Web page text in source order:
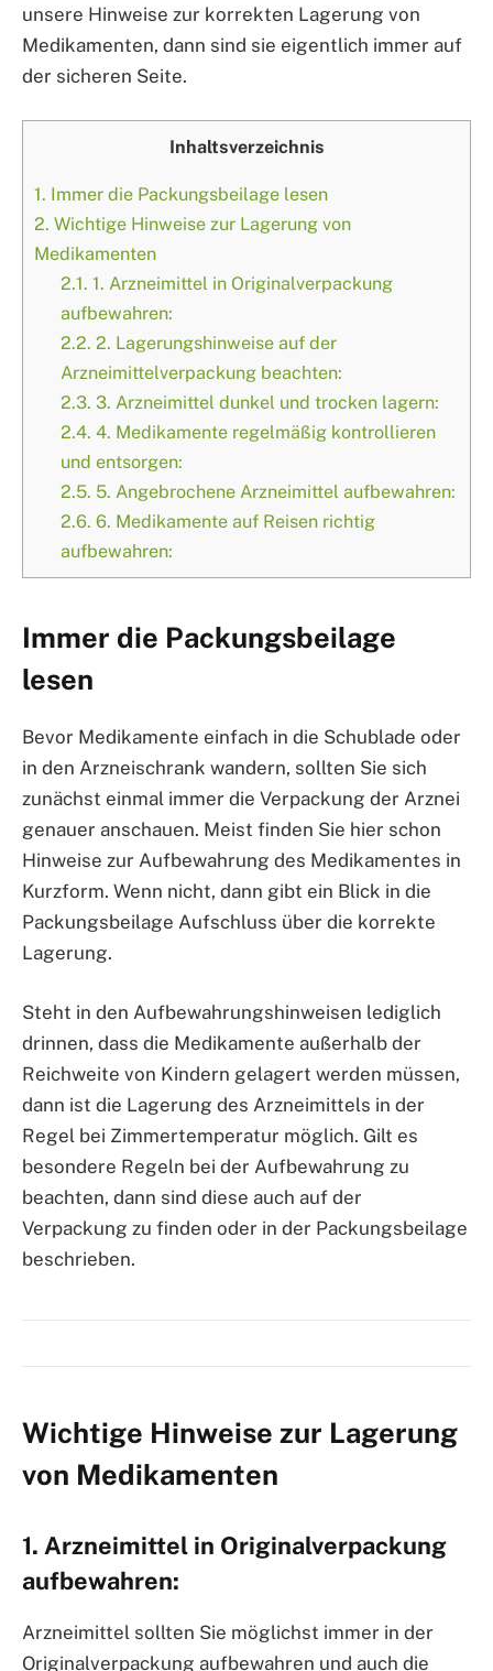
unsere Hinweise zur korrekten Lagerung von
Medikamenten, dann sind sie eigentlich immer auf
der sicheren Seite.
Inhaltsverzeichnis
1. Immer die Packungsbeilage lesen
2. Wichtige Hinweise zur Lagerung von
Medikamenten
2.1. 1. Arzneimittel in Originalverpackung
aufbewahren:
2.2. 2. Lagerungshinweise auf der
Arzneimittelverpackung beachten:
2.3. 3. Arzneimittel dunkel und trocken lagern:
2.4. 4. Medikamente regelmäßig kontrollieren
und entsorgen:
2.5. 5. Angebrochene Arzneimittel aufbewahren:
2.6. 6. Medikamente auf Reisen richtig
aufbewahren:
Immer die Packungsbeilage
lesen
Bevor Medikamente einfach in die Schublade oder
in den Arzneischrank wandern, sollten Sie sich
zunächst einmal immer die Verpackung der Arznei
genauer anschauen. Meist finden Sie hier schon
Hinweise zur Aufbewahrung des Medikamentes in
Kurzform. Wenn nicht, dann gibt ein Blick in die
Packungsbeilage Aufschluss über die korrekte
Lagerung.
Steht in den Aufbewahrungshinweisen lediglich
drinnen, dass die Medikamente außerhalb der
Reichweite von Kindern gelagert werden müssen,
dann ist die Lagerung des Arzneimittels in der
Regel bei Zimmertemperatur möglich. Gilt es
besondere Regeln bei der Aufbewahrung zu
beachten, dann sind diese auch auf der
Verpackung zu finden oder in der Packungsbeilage
beschrieben.
Wichtige Hinweise zur Lagerung
von Medikamenten
1. Arzneimittel in Originalverpackung
aufbewahren:
Arzneimittel sollten Sie möglichst immer in der
Originalverpackung aufbewahren und auch die